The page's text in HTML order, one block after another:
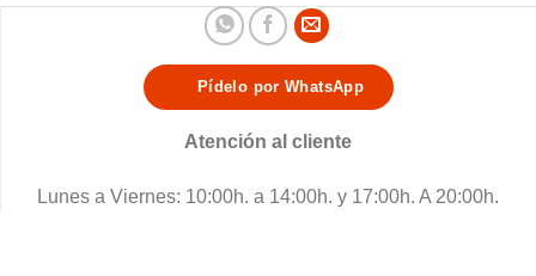
Pídelo por WhatsApp
Atención al cliente
Lunes a Viernes: 10:00h. a 14:00h. y 17:00h. A 20:00h.